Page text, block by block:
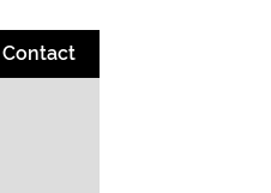
Contact